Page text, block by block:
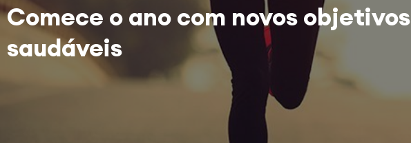
Comece o ano com novos objetivos
saudáveis